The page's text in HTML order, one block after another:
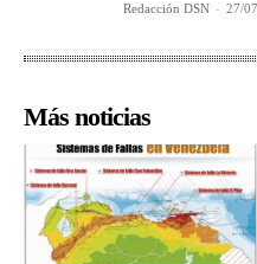
Redacción DSN - 27/
Más noticias